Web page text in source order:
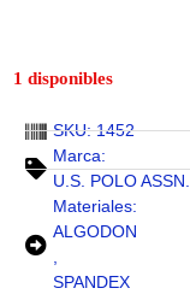
1 disponibles
SKU: 1452
Marca:
U.S. POLO ASSN.
Materiales:
ALGODON
,
SPANDEX